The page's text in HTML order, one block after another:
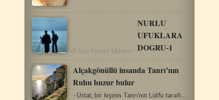
Pdf için buraya tıklayın
NURLU
UFUKLARA
DOGRU-1
Alçakgönüllü insanda Tanrı’nın
Ruhu huzur bulur
- Üstat, bir kişinin Tanrı'nın Lütfu tarafından gölgelenebilmesi…